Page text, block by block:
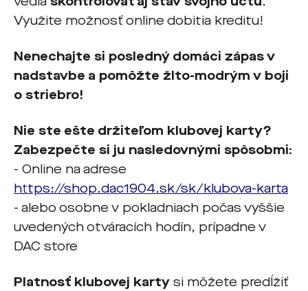
Využite možnosť online dobitia kreditu!
Nenechajte si posledný domáci zápas v
nadstavbe a pomôžte žlto-modrým v boji
o striebro!
Nie ste ešte držiteľom klubovej karty?
Zabezpečte si ju nasledovnými spôsobmi:
- Online na adrese
https://shop.dac1904.sk/sk/klubova-karta
- alebo osobne v pokladniach počas vyššie
uvedených otváracích hodín, prípadne v
DAC store
Platnosť klubovej karty si môžete predĺžiť